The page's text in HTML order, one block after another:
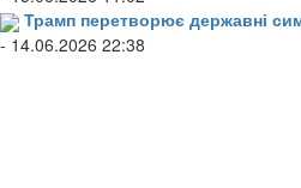
Трамп перетворює державні
- 14.06.2026 22:38